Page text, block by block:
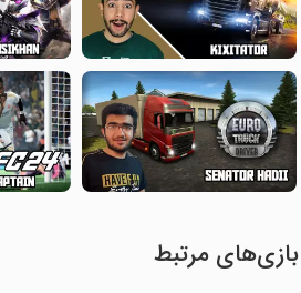
بازی‌های مرتبط